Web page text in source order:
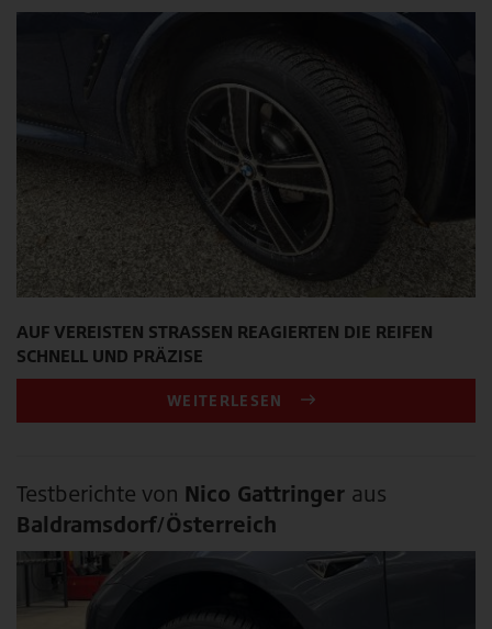
AUF VEREISTEN STRASSEN REAGIERTEN DIE REIFEN S
CHNELL UND PRÄZISE
WEITERLESEN
Testberichte von Nico Gattringer aus
Baldramsdorf/Österreich